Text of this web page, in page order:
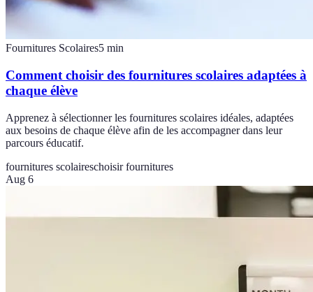
Fournitures Scolaires5 min
Comment choisir des fournitures scolaires adaptées à
chaque élève
Apprenez à sélectionner les fournitures scolaires idéales, adaptées
aux besoins de chaque élève afin de les accompagner dans leur
parcours éducatif.
fournitures scolaireschoisir fournitures
Aug 6